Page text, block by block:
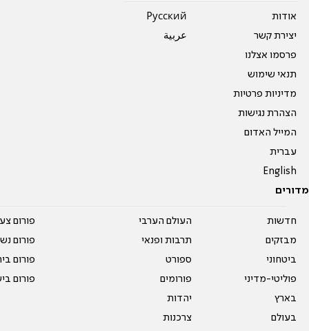
אודות
יצירת קשר
פרסמו אצלנו
תנאי שימוש
מדיניות פרטיות
הצהרת נגישות
המייל האדום
עברית
English
Pусский
عربية
מדורים
חדשות
מבזקים
ביטחוני
פוליטי-מדיני
בארץ
בעולם
העולם הערבי
תרבות ופנאי
ספורט
פורומים
יהדות
צרכנות
פורום
פורום
פורום
פורום